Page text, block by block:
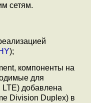
сетям.
);
компоненты на
для
LTE) добавлена
Division Duplex) в